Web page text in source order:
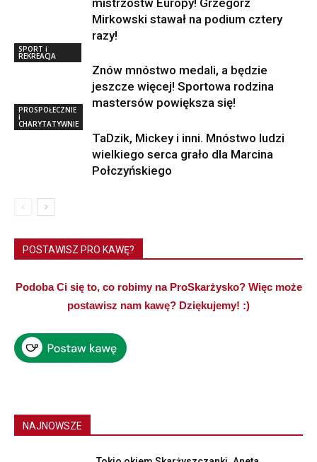
Mirkowski stawał na podium cztery
razy!
SPORT i
REKREACJA
Znów mnóstwo medali, a będzie
jeszcze więcej! Sportowa rodzina
mastersów powiększa się!
PROSPOŁECZNIE
i
CHARYTATYWNIE
TaDzik, Mickey i inni. Mnóstwo ludzi
wielkiego serca grało dla Marcina
Połczyńskiego
POSTAWISZ PRO KAWĘ?
Podoba Ci się to, co robimy na ProSkarżysko? Więc może
postawisz nam kawę? Dziękujemy! :)
NAJNOWSZE